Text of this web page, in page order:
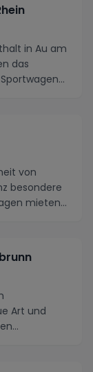
in Au am
das
von
besondere
mieten
Art und